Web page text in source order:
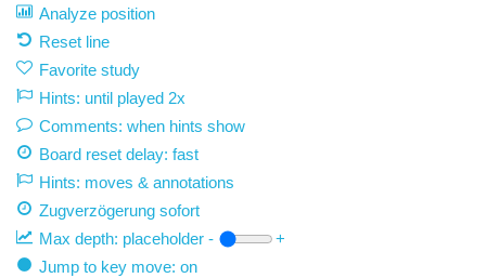
Analyze position
Reset line
Favorite study
Hints: until played 2x
Comments: when hints show
Board reset delay: fast
Hints: moves & annotations
Zugverzögerung sofort
Max depth: placeholder -
+
Jump to key move: on